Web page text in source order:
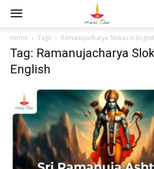
Home Tags Ramanujacharya Slokas in
Tag: Ramanujacharya
English